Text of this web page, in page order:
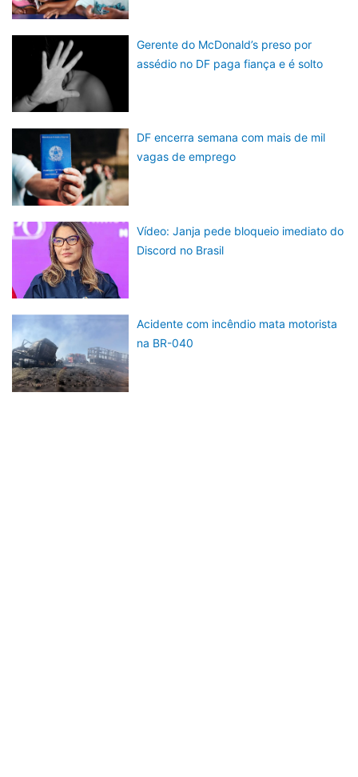
Gerente do McDonald’s preso por
assédio no DF paga fiança e é solto
DF encerra semana com mais de mil
vagas de emprego
Vídeo: Janja pede bloqueio imediato do
Discord no Brasil
Acidente com incêndio mata motorista
na BR-040